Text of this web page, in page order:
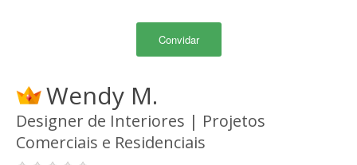
Convidar
Wendy M.
Designer de Interiores | Projetos
Comerciais e Residenciais